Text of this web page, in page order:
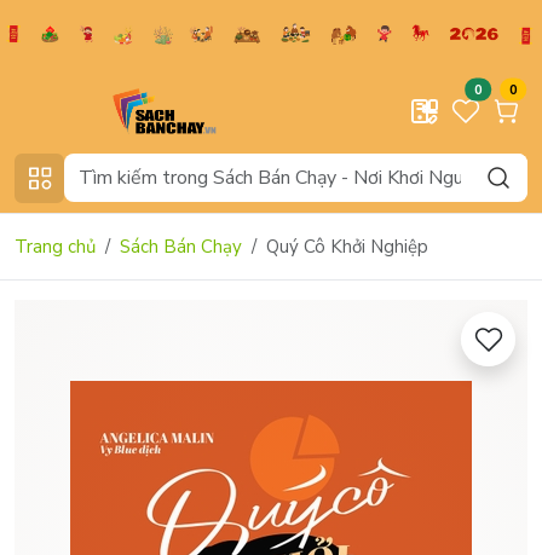
0 0
Trang chủ Sách Bán Chạy Quý Cô Khởi Nghiệp